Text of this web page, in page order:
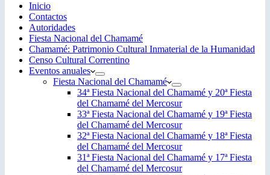
Inicio
Contactos
Autoridades
Fiesta Nacional del Chamamé
Chamamé: Patrimonio Cultural Inmaterial de la Humanidad
Censo Cultural Correntino
Eventos anuales
Fiesta Nacional del Chamamé
34ª Fiesta Nacional del Chamamé y 20ª Fiesta
del Chamamé del Mercosur
33ª Fiesta Nacional del Chamamé y 19ª Fiesta
del Chamamé del Mercosur
32ª Fiesta Nacional del Chamamé y 18ª Fiesta
del Chamamé del Mercosur
31ª Fiesta Nacional del Chamamé y 17ª Fiesta
del Chamamé del Mercosur